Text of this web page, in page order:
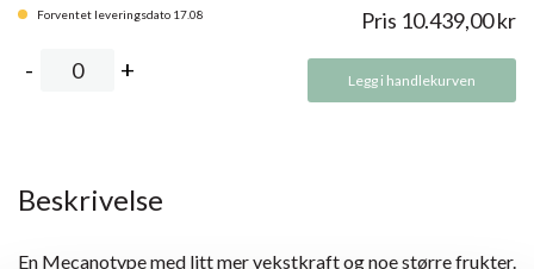
Forventet leveringsdato 17.08 Pris 10.439,00kr
Legg i handlekurven
Beskrivelse
En Mecanotype med litt mer vekstkraft og noe større frukter.